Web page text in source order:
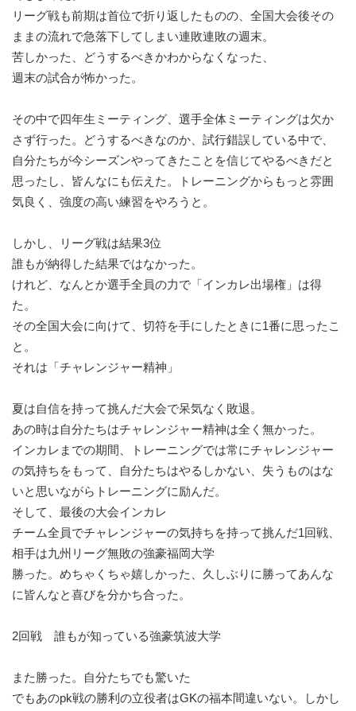
リーグ戦も前期は首位で折り返したものの、全国大会後その
ままの流れで急落下してしまい連敗連敗の週末。
苦しかった、どうするべきかわからなくなった、
週末の試合が怖かった。
その中で四年生ミーティング、選手全体ミーティングは欠か
さず行った。どうするべきなのか、試行錯誤している中で、
自分たちが今シーズンやってきたことを信じてやるべきだと
思ったし、皆んなにも伝えた。トレーニングからもっと雰囲
気良く、強度の高い練習をやろうと。
しかし、リーグ戦は結果3位
誰もが納得した結果ではなかった。
けれど、なんとか選手全員の力で「インカレ出場権」は得
た。
その全国大会に向けて、切符を手にしたときに1番に思ったこ
と。
それは「チャレンジャー精神」
夏は自信を持って挑んだ大会で呆気なく敗退。
あの時は自分たちはチャレンジャー精神は全く無かった。
インカレまでの期間、トレーニングでは常にチャレンジャー
の気持ちをもって、自分たちはやるしかない、失うものはな
いと思いながらトレーニングに励んだ。
そして、最後の大会インカレ
チーム全員でチャレンジャーの気持ちを持って挑んだ1回戦、
相手は九州リーグ無敗の強豪福岡大学
勝った。めちゃくちゃ嬉しかった、久しぶりに勝ってあんな
に皆んなと喜びを分かち合った。
2回戦 誰もが知っている強豪筑波大学
また勝った。自分たちでも驚いた
でもあのpk戦の勝利の立役者はGKの福本間違いない。しかし